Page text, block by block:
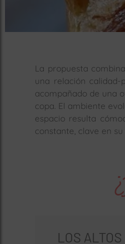
La propuesta
una relación
acompañado de una
copa. El ambiente
espacio resulta
constante, clave en
LOS ALTOS